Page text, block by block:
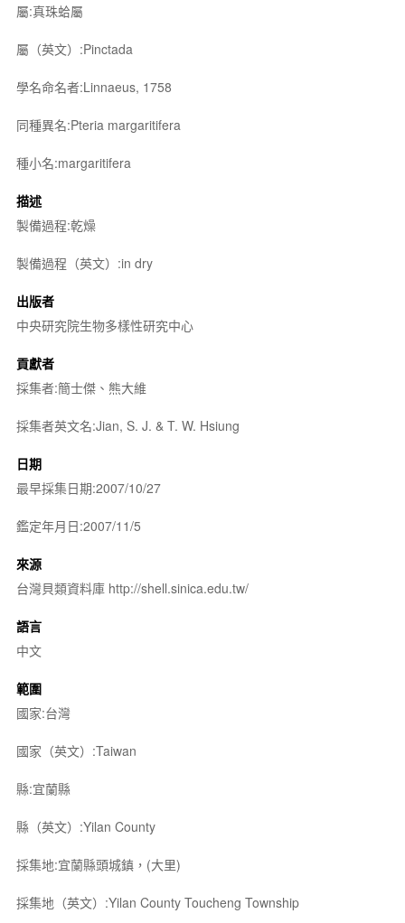
屬:真珠蛤屬
屬（英文）:Pinctada
學名命名者:Linnaeus, 1758
同種異名:Pteria margaritifera
種小名:margaritifera
描述
製備過程:乾燥
製備過程（英文）:in dry
出版者
中央研究院生物多樣性研究中心
貢獻者
採集者:簡士傑、熊大維
採集者英文名:Jian, S. J. & T. W. Hsiung
日期
最早採集日期:2007/10/27
鑑定年月日:2007/11/5
來源
台灣貝類資料庫 http://shell.sinica.edu.tw/
語言
中文
範圍
國家:台灣
國家（英文）:Taiwan
縣:宜蘭縣
縣（英文）:Yilan County
採集地:宜蘭縣頭城鎮，(大里)
採集地（英文）:Yilan County Toucheng Township